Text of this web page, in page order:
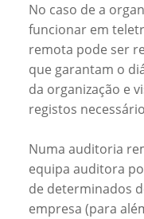
No caso de a
funcionar em
remota pode ser
que garantam o
da organização e
registos
Numa auditoria
equipa auditora
de determinados
empresa (para